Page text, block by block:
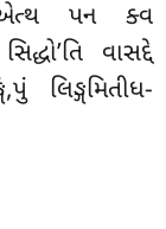
એત્થ પન ક્વ
વાસદ્દે
લિઙ્ગમિતીધ-